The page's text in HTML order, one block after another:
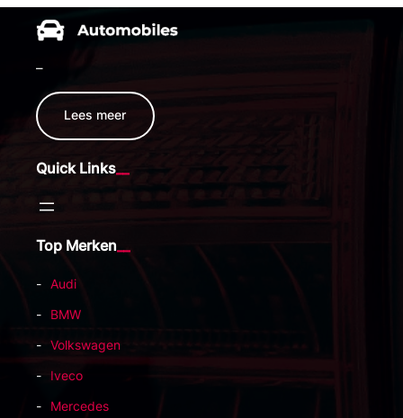
–
Lees meer
Quick Links
Top Merken
Audi
BMW
Volkswagen
Iveco
Mercedes